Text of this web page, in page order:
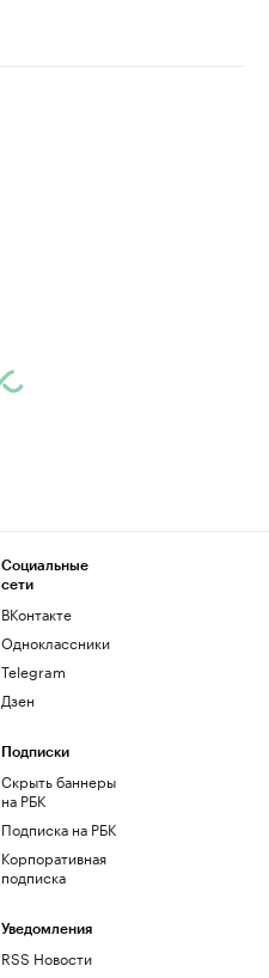
Социальные
сети
ВКонтакте
Одноклассники
Telegram
Дзен
Подписки
Скрыть баннеры
на РБК
Подписка на РБК
Корпоративная
подписка
Уведомления
RSS Новости